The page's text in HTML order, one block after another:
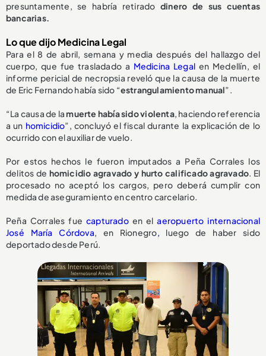
presuntamente, se habría retirado dinero de sus cuentas
bancarias.
Lo que dijo Medicina Legal
Para el 8 de abril, semana y media después del hallazgo del
cuerpo, que fue trasladado a Medicina Legal en Medellín, el
informe pericial de necropsia reveló que la causa de la muerte
de Eric Fernando había sido “estrangulamiento manual”.
“La causa de lamuerte había sido violenta, haciendo referencia
a un homicidio”, concluyó el fiscal durante la explicación de lo
ocurrido con el auxiliar de vuelo.
Por estos hechos le fueron imputados a Peña Corrales los
delitos de homicidio agravado y hurto calificado agravado. El
procesado no aceptó los cargos, pero deberá cumplir con
medida de aseguramiento en centro carcelario.
Peña Corrales fue capturadoen elaeropuerto internacional
José María Córdova, en Rionegro, luego de haber sido
deportado desde Perú.